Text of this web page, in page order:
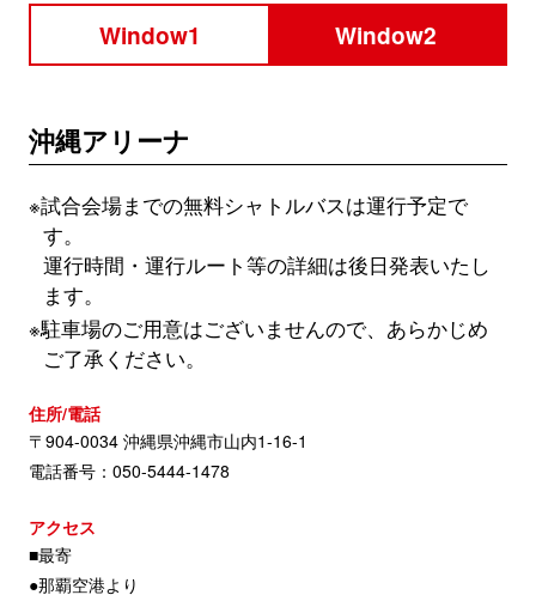
Window1 Window2
沖縄アリーナ
※試合会場までの無料シャトルバスは運行予定で
す。
運行時間・運行ルート等の詳細は後日発表いたし
ます。
※駐車場のご用意はございませんので、あらかじめ
ご了承ください。
住所/電話
〒904-0034 沖縄県沖縄市山内1-16-1
電話番号：050-5444-1478
アクセス
■最寄
●那覇空港より